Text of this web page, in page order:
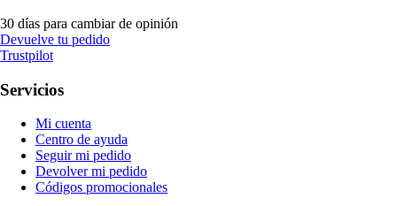
30 días para cambiar de opinión
Devuelve tu pedido
Trustpilot
Servicios
Mi cuenta
Centro de ayuda
Seguir mi pedido
Devolver mi pedido
Códigos promocionales